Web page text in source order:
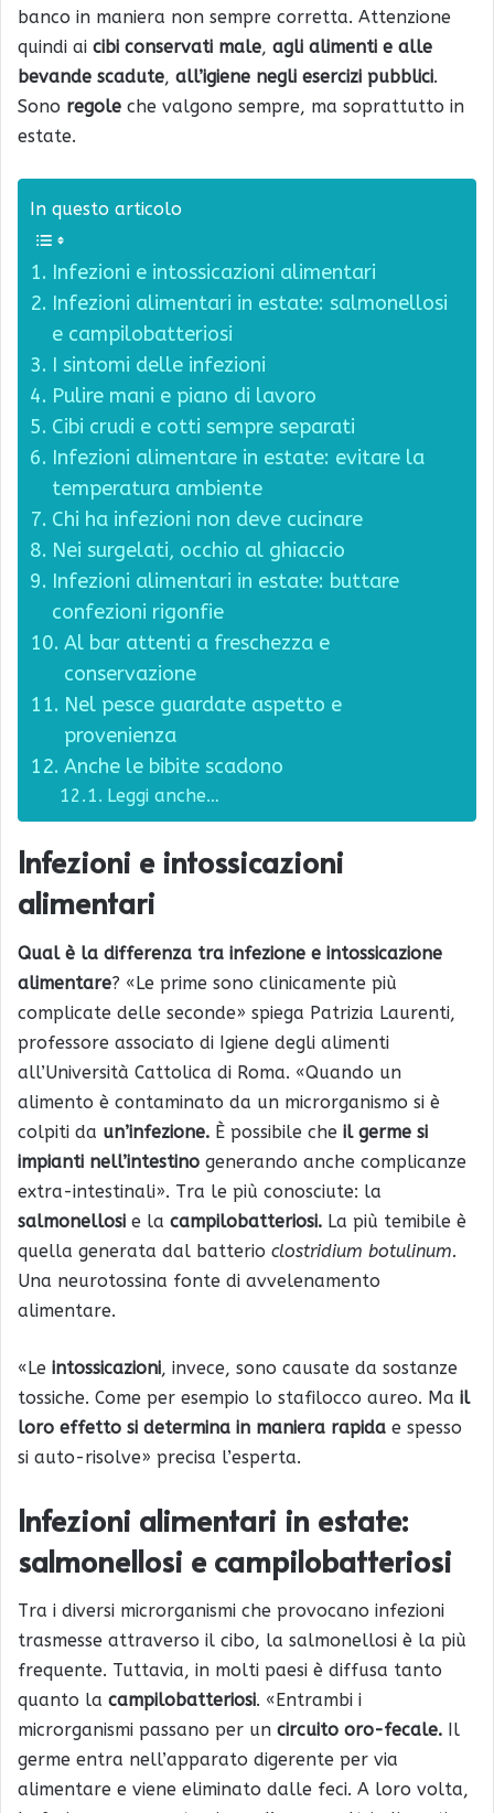
banco in maniera non sempre corretta. Attenzione
quindi ai cibi conservati male, agli alimenti e alle
bevande scadute, all’igiene negli esercizi pubblici.
Sono regole che valgono sempre, ma soprattutto in
estate.
In questo articolo
Infezioni e intossicazioni alimentari
Infezioni alimentari in estate: salmonellosi
e campilobatteriosi
I sintomi delle infezioni
Pulire mani e piano di lavoro
Cibi crudi e cotti sempre separati
Infezioni alimentare in estate: evitare la
temperatura ambiente
Chi ha infezioni non deve cucinare
Nei surgelati, occhio al ghiaccio
Infezioni alimentari in estate: buttare
confezioni rigonfie
Al bar attenti a freschezza e
conservazione
Nel pesce guardate aspetto e
provenienza
Anche le bibite scadono
Leggi anche…
Infezioni e intossicazioni
alimentari
Qual è la differenza tra infezione e intossicazione
alimentare? «Le prime sono clinicamente più
complicate delle seconde» spiega Patrizia Laurenti,
professore associato di Igiene degli alimenti
all’Università Cattolica di Roma. «Quando un
alimento è contaminato da un microrganismo si è
colpiti da un’infezione. È possibile che il germe si
impianti nell’intestino generando anche complicanze
extra-intestinali». Tra le più conosciute: la
salmonellosi e la campilobatteriosi. La più temibile è
quella generata dal batterio clostridium botulinum.
Una neurotossina fonte di avvelenamento
alimentare.
«Le intossicazioni, invece, sono causate da sostanze
tossiche. Come per esempio lo stafilocco aureo. Ma il
loro effetto si determina in maniera rapida e spesso
si auto-risolve» precisa l’esperta.
Infezioni alimentari in estate:
salmonellosi e campilobatteriosi
Tra i diversi microrganismi che provocano infezioni
trasmesse attraverso il cibo, la salmonellosi è la più
frequente. Tuttavia, in molti paesi è diffusa tanto
quanto la campilobatteriosi. «Entrambi i
microrganismi passano per un circuito oro-fecale. Il
germe entra nell’apparato digerente per via
alimentare e viene eliminato dalle feci. A loro volta,